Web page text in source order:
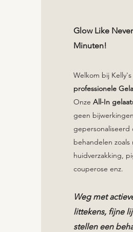
Glow Like
Minuten!
Welkom bij
professionele
Onze All-In
geen
gepersonaliseerd
behandelen
huidverzakking,
couperose enz.
Weg met
littekens, fijne
stellen een